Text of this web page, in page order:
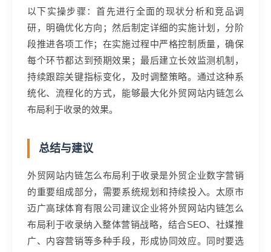
以下实操步骤：首先进行全面的现状分析和竞品调
研，明确优化方向；然后制定详细的实施计划，分阶
段推进各项工作；在实施过程中严格控制质量，确保
每个环节都达到预期效果；最后建立长效监测机制，
持续跟踪关键指标变化，及时调整策略。通过这种系
统化、流程化的方式，能够最大化外贸网站内链怎么
布局利于收录的效果。
总结与建议
外贸网站内链怎么布局利于收录是外贸企业数字营销
的重要组成部分，需要系统规划和持续投入。太原市
迈广高球体育有限公司建议企业将外贸网站内链怎么
布局利于收录纳入整体营销战略，结合SEO、社媒推
广、内容营销等多种手段，形成协同效应。同时要选